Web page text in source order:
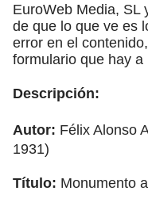
EuroWeb Media, SL
de que lo que ve es
error en el
formulario que hay a
Descripción:
Autor: Félix Alonso
1931)
Título: Monumento